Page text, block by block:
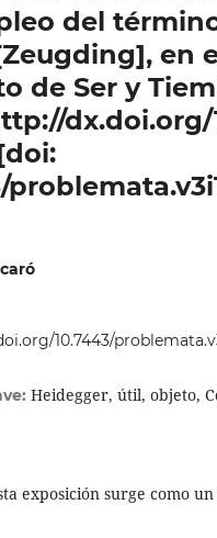
del
en
de Ser y
dx.doi.org/
10.7443/
Heidegger, útil, objeto,
exposición surge como